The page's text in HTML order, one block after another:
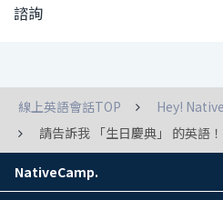
諮詢
線上英語會話TOP
Hey!
請告訴我 「生日慶典」 的英語！
NativeCamp.